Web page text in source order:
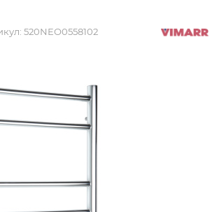
520NEO0558102